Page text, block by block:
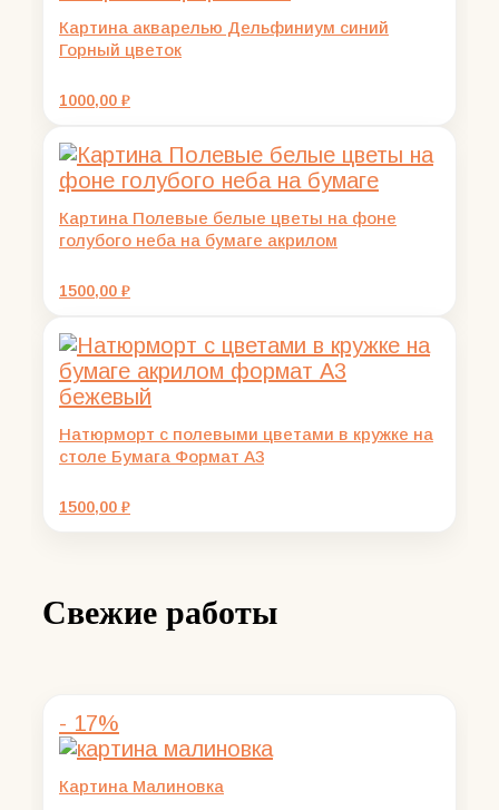
Картина акварелью Дельфиниум синий
Горный цветок
1000,00 ₽
Картина Полевые белые цветы на фоне
голубого неба на бумаге акрилом
1500,00 ₽
Натюрморт с полевыми цветами в кружке на
столе Бумага Формат А3
1500,00 ₽
Свежие работы
- 17%
Картина Малиновка